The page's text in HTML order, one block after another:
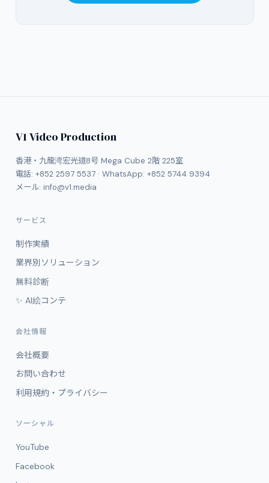
V1 Video Production
香港・九龍湾宏光道8号 Mega Cube 2階 225室
電話: +852 2597 5537· WhatsApp: +852 5744 9394
メール: info@v1.media
サービス
制作実績
業界別ソリューション
無料診断
✨ AI絵コンテ
会社情報
会社概要
お問い合わせ
利用規約・プライバシー
ソーシャル
YouTube
Facebook